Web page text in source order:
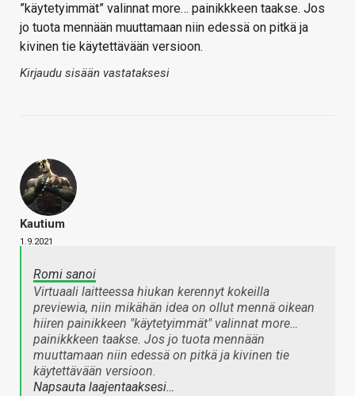
”käytetyimmät” valinnat more… painikkkeen taakse. Jos
jo tuota mennään muuttamaan niin edessä on pitkä ja
kivinen tie käytettävään versioon.
Kirjaudu sisään vastataksesi
Kautium
1.9.2021
Romi sanoi
Virtuaali laitteessa hiukan kerennyt kokeilla
previewia, niin mikähän idea on ollut mennä oikean
hiiren painikkeen "käytetyimmät" valinnat more…
painikkkeen taakse. Jos jo tuota mennään
muuttamaan niin edessä on pitkä ja kivinen tie
käytettävään versioon.
Napsauta laajentaaksesi…